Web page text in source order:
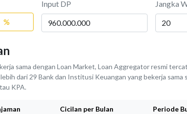
%
Input DP Jangka
sama dengan Loan Market, Loan Aggregator resmi
dari 29 Bank dan Institusi Keuangan yang bekerja sama
KPA.
Cicilan per Bulan Periode